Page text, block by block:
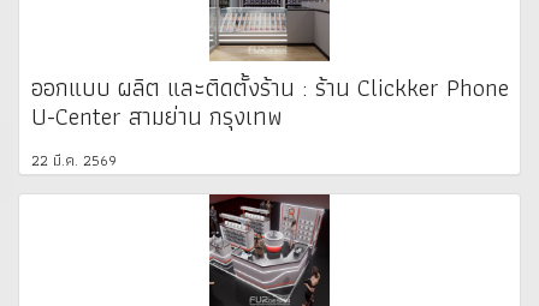
ออกแบบ ผลิต และติดตั้งร้าน : ร้าน Clickker Phone
U-Center สามย่าน กรุงเทพ
22 มี.ค. 2569